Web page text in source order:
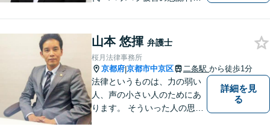
後までよく聞いた上で、見解
をお伝えします。お困りごと
があれば、お気軽にご相談く
ださい。
山本 悠揮 弁護士
桜月法律事務所
京都府|京都市中京区 二条駅 から徒歩1分
法律というものは、力の弱い
人、声の小さい人のためにあ
ります。 そういった人の思い
詳細を見
る